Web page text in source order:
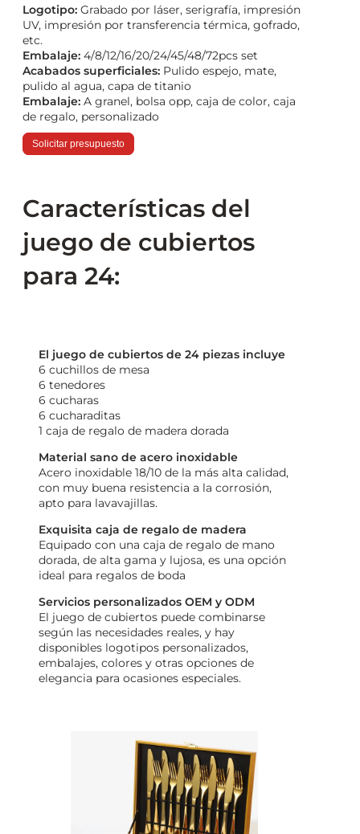
Logotipo: Grabado por láser, serigrafía, impresión
UV, impresión por transferencia térmica, gofrado,
etc.
Embalaje: 4/8/12/16/20/24/45/48/72pcs set
Acabados superficiales: Pulido espejo, mate,
pulido al agua, capa de titanio
Embalaje: A granel, bolsa opp, caja de color, caja
de regalo, personalizado
Solicitar presupuesto
Características del
juego de cubiertos
para 24:
El juego de cubiertos de 24 piezas incluye
6 cuchillos de mesa
6 tenedores
6 cucharas
6 cucharaditas
1 caja de regalo de madera dorada
Material sano de acero inoxidable
Acero inoxidable 18/10 de la más alta calidad,
con muy buena resistencia a la corrosión,
apto para lavavajillas.
Exquisita caja de regalo de madera
Equipado con una caja de regalo de mano
dorada, de alta gama y lujosa, es una opción
ideal para regalos de boda
Servicios personalizados OEM y ODM
El juego de cubiertos puede combinarse
según las necesidades reales, y hay
disponibles logotipos personalizados,
embalajes, colores y otras opciones de
elegancia para ocasiones especiales.